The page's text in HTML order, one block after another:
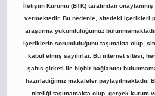
İletişim Kurumu (BTK) tarafından
vermektedir. Bu nedenle, sitedeki içerikleri
araştırma yükümlülüğümüz
içeriklerin sorumluluğunu taşımakta olup,
kabul etmiş sayılırlar. Bu internet sitesi,
şahıs şirketi ile hiçbir bağlantısı
hazırladığımız makaleler
niteliği taşımamakta olup, gerçek kurum